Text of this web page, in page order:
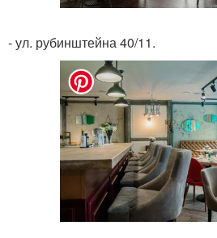
- ул. рубинштейна 40/11.